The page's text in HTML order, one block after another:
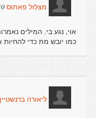
מצלול פאתוס
אוי, נגע בי. המילים
כמו יובש מת כדי להחיות
ליאורה ברנשטיין